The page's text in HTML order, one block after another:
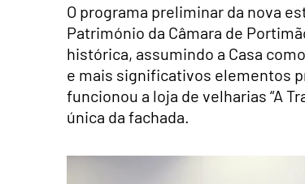
O programa preliminar da nova
Património da Câmara de
histórica, assumindo a Casa
e mais significativos elementos
funcionou a loja de velharias “A
única da fachada.